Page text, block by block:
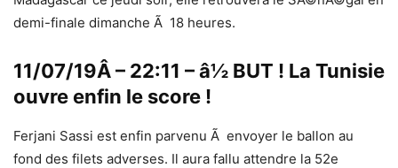
demi-finale dimanche Ã 18 heures.
11/07/19Â – 22:11 – â½ BUT ! La Tunisie
ouvre enfin le score !
Ferjani Sassi est enfin parvenu Ã envoyer le ballon au
fond des filets adverses. Il aura fallu attendre la 52e